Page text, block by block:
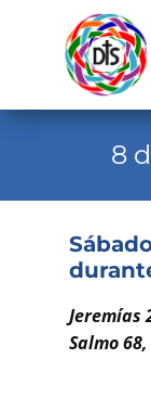
Evangelio
Institucional
Familia
Pastoral
Recursos
8
Jeremías
Salmo